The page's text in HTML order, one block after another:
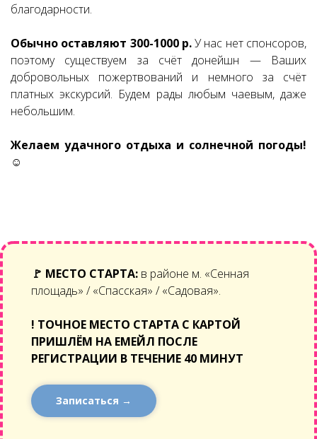
благодарности.
Обычно оставляют 300-1000 р.У нас нет спонсоров,
поэтому существуем за счёт донейшн — Ваших
добровольных пожертвований и немного за счёт
платных экскурсий. Будем рады любым чаевым, даже
небольшим.
Желаем удачного отдыха и солнечной погоды!
☺
🚩 МЕСТО СТАРТА: в районе м. «Сенная
площадь» / «Спасская» / «Садовая».
! ТОЧНОЕ МЕСТО СТАРТА С КАРТОЙ
ПРИШЛЁМ НА ЕМЕЙЛ ПОСЛЕ
РЕГИСТРАЦИИ В ТЕЧЕНИЕ 40 МИНУТ
Записаться →